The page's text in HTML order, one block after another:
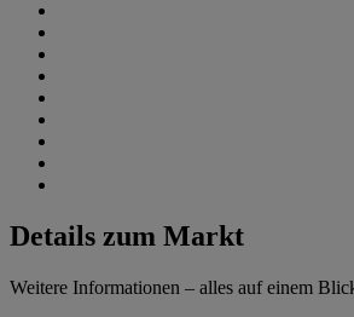
Details zum Markt
Weitere Informationen – alles auf einem